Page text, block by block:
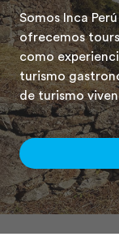
Somos Inca
ofrecemos
como
turismo
de turismo